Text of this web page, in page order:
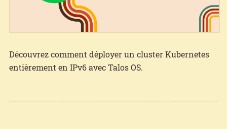
Découvrez comment déployer un cluster Kubernetes
entièrement en IPv6 avec Talos OS.